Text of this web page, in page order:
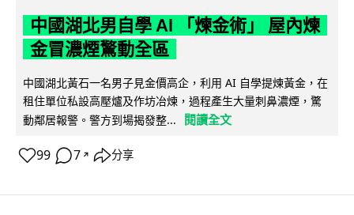
中國湖北男自學 AI 「煉金術」 屋內煉
金冒濃煙驚動全區
中國湖北黃石一名男子見金價高企，利用 AI 自學提煉黃金，在
租住單位私設高壓爐及作坊冶煉，過程產生大量刺鼻濃煙，驚
動鄰居報警。警方到場揭發整...
閱讀全文
99 7 ↗ 分享